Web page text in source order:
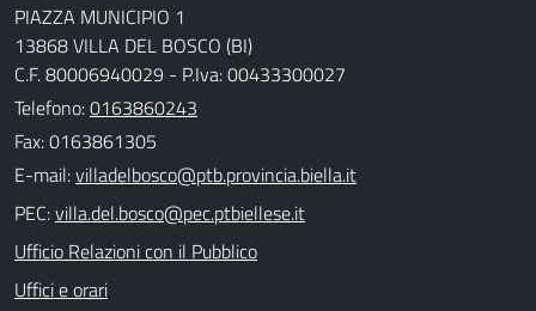
PIAZZA MUNICIPIO 1
13868 VILLA DEL BOSCO (BI)
C.F. 80006940029 - P.Iva: 00433300027
Telefono:0163860243
Fax: 0163861305
E-mail:
PEC:
Ufficio Relazioni con il Pubblico
Uffici e orari